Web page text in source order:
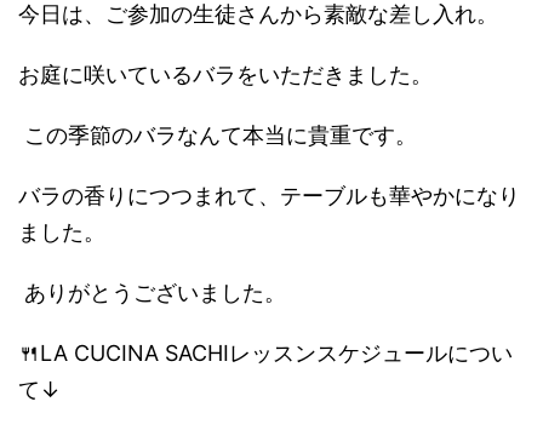
今日は、ご参加の生徒さんから素敵な差し入れ。
お庭に咲いているバラをいただきました。
この季節のバラなんて本当に貴重です。
バラの香りにつつまれて、テーブルも華やかになり
ました。
ありがとうございました。
🍴LA CUCINA SACHIレッスンスケジュールについ
て↓